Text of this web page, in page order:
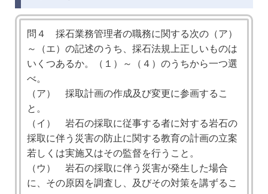
問４ 採石業務管理者の職務に関する次の（ア）
～（エ）の記述のうち、採石法規上正しいものは
いくつあるか。（１）～（４）のうちから一つ選
べ。
（ア） 採取計画の作成及び変更に参画するこ
と。
（イ） 岩石の採取に従事する者に対する岩石の
採取に伴う災害の防止に関する教育の計画の立案
若しくは実施又はその監督を行うこと。
（ウ） 岩石の採取に伴う災害が発生した場合
に、その原因を調査し、及びその対策を講ずるこ